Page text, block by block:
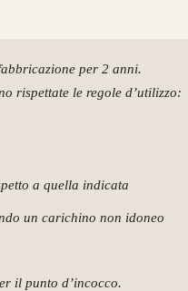
per 2 anni.
rispettate le regole d’utilizzo:
a quella indicata
un carichino non idoneo
il punto d’incocco.